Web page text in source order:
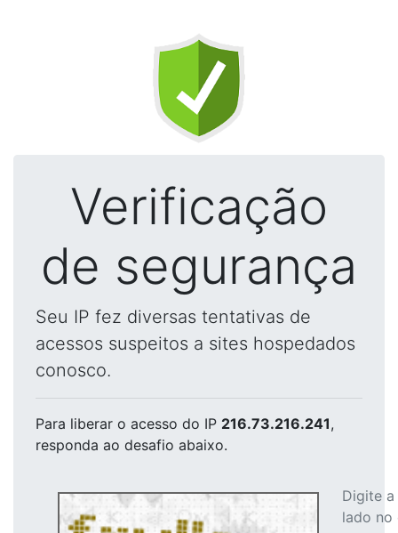
Verificação
de segurança
Seu IP fez diversas tentativas de
acessos suspeitos a sites hospedados
conosco.
Para liberar o acesso do IP 216.73.216.241,
responda ao desafio abaixo.
Digite
lado no